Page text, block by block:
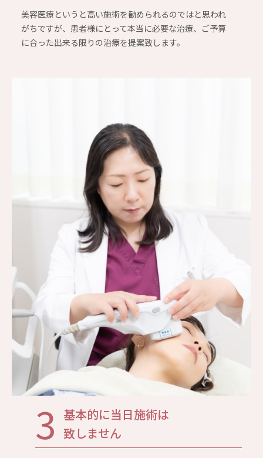
美容医療というと高い施術を勧められるのではと思われ
がちですが、患者様にとって本当に必要な治療、ご予算
に合った出来る限りの治療を提案致します。
3 基本的に当日施術は
致しません